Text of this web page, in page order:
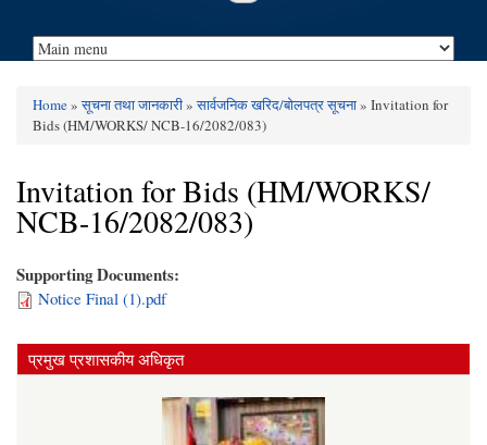
You are here
Home»सूचना तथा जानकारी»सार्वजनिक खरिद/बोलपत्र सूचना» Invitation for
Bids (HM/WORKS/ NCB-16/2082/083)
Invitation for Bids (HM/WORKS/
NCB-16/2082/083)
Supporting Documents:
Notice Final (1).pdf
प्रमुख प्रशासकीय अधिकृत